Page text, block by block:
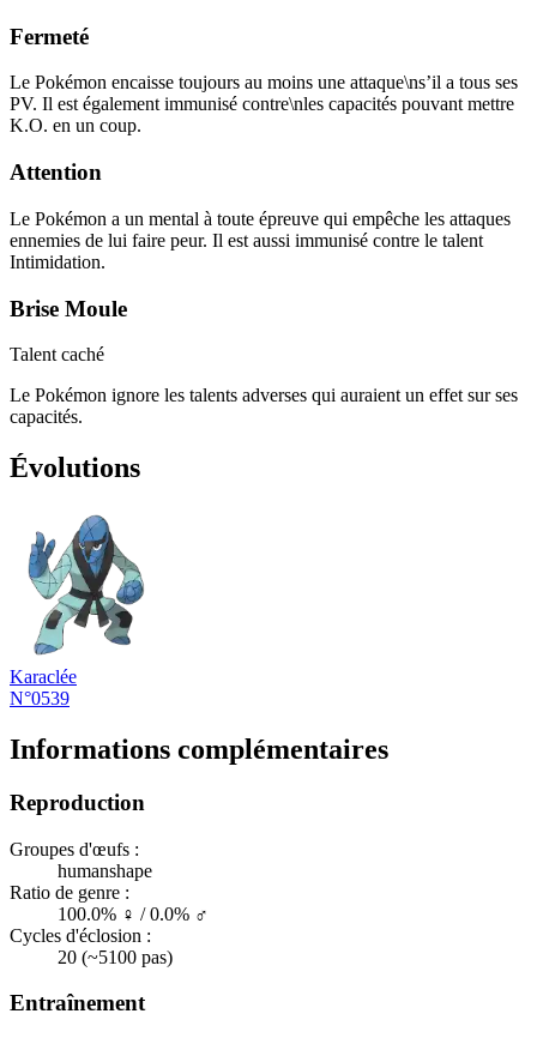
Fermeté
Le Pokémon encaisse toujours au moins une attaque\ns’il a tous ses
PV. Il est également immunisé contre\nles capacités pouvant mettre
K.O. en un coup.
Attention
Le Pokémon a un mental à toute épreuve qui empêche les attaques
ennemies de lui faire peur. Il est aussi immunisé contre le talent
Intimidation.
Brise Moule
Talent caché
Le Pokémon ignore les talents adverses qui auraient un effet sur ses
capacités.
Évolutions
Karaclée
N°0539
Informations complémentaires
Reproduction
Groupes d'œufs :
humanshape
Ratio de genre :
100.0% ♀ / 0.0% ♂
Cycles d'éclosion :
20 (~5100 pas)
Entraînement